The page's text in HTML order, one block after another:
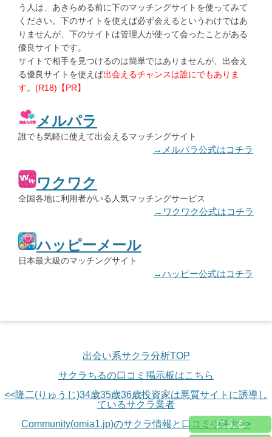
う人は、あきらめる前に下のマッチングサイトを使ってみて
ください。下のサイトを使えば必ず会えるというわけではあ
りませんが、下のサイトは管理人が使って会ったことがある
優良サイトです。
サイトで相手を見つけるのは簡単ではありませんが、出会え
る優良サイトを使えば出会えるチャンスは誰にでもありま
す。 (R18)【PR】
メルパラ
誰でも気軽に使えて出会えるマッチングサイト
→メルパラ公式はコチラ
ワクワク
全国各地に利用者がいる人気マッチングサービス
→ワクワク公式はコチラ
ハッピーメール
日本最大級のマッチングサイト
→ハッピー公式はコチラ
出会い系サクラ分析TOP
サクラちるの口コミ掲示板はこちら
<<隆二(りゅうじ)34歳35歳36歳投資家は悪質サイトに誘導し
ているサクラ業者
Community(omia1.jp)のサクラ情報と口コミや評判>>
↑に戻る